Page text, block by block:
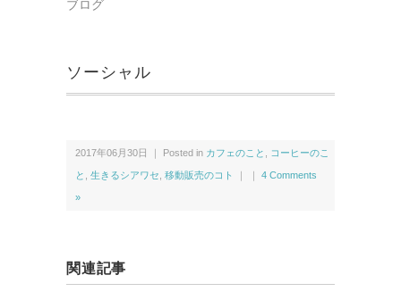
開
ン
ド
ウ
す)
ブログ
ソーシャル
2017年06月30日 ｜ Posted in カフェのこと コーヒーのこ
と 生きるシアワセ 移動販売のコト ｜ ｜ 4 Comments
»
関連記事